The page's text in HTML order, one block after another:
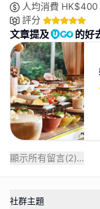
人均消費 HK$400
評分
文章提及 的好
顯示所有留言(2)...
社群主題